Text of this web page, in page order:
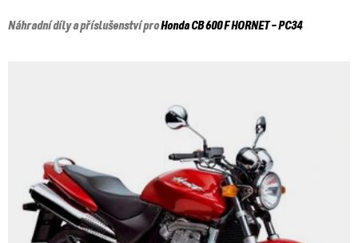
Náhradní díly a příslušenství proHondaCB 600 F HORNET - PC34